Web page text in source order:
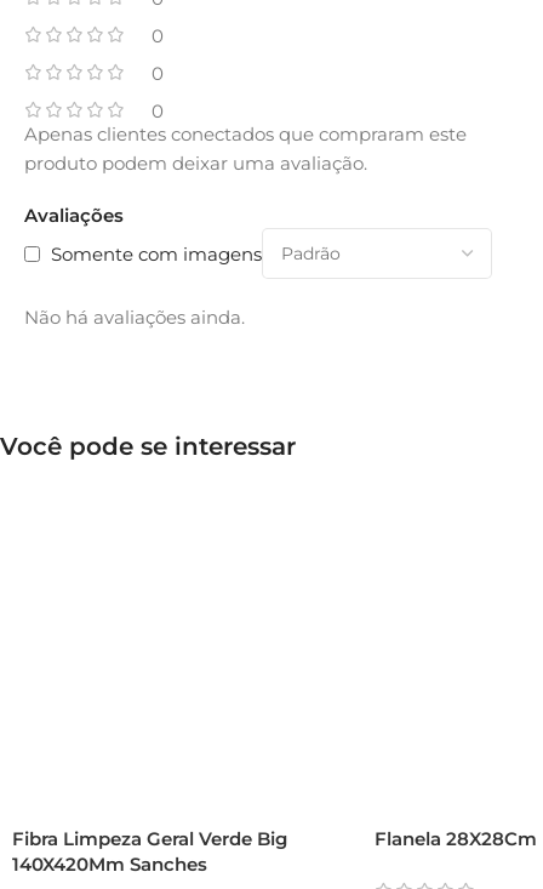
0
0
0
Avaliações
Somente com imagens
Não há avaliações ainda.
Apenas clientes conectados que compraram este
produto podem deixar uma avaliação.
Você pode se interessar
Fibra Limpeza Geral Verde Big
140X420Mm Sanches
Flanela 28X28Cm